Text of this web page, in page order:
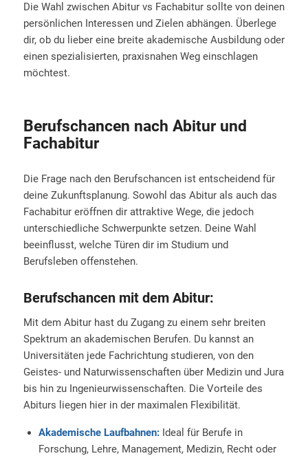
Die Wahl zwischen Abitur vs Fachabitur sollte von deinen
persönlichen Interessen und Zielen abhängen. Überlege
dir, ob du lieber eine breite akademische Ausbildung oder
einen spezialisierten, praxisnahen Weg einschlagen
möchtest.
Berufschancen nach Abitur und
Fachabitur
Die Frage nach den Berufschancen ist entscheidend für
deine Zukunftsplanung. Sowohl das Abitur als auch das
Fachabitur eröffnen dir attraktive Wege, die jedoch
unterschiedliche Schwerpunkte setzen. Deine Wahl
beeinflusst, welche Türen dir im Studium und
Berufsleben offenstehen.
Berufschancen mit dem Abitur:
Mit dem Abitur hast du Zugang zu einem sehr breiten
Spektrum an akademischen Berufen. Du kannst an
Universitäten jede Fachrichtung studieren, von den
Geistes- und Naturwissenschaften über Medizin und Jura
bis hin zu Ingenieurwissenschaften. Die Vorteile des
Abiturs liegen hier in der maximalen Flexibilität.
Akademische Laufbahnen:Ideal für Berufe in
Forschung, Lehre, Management, Medizin, Recht oder